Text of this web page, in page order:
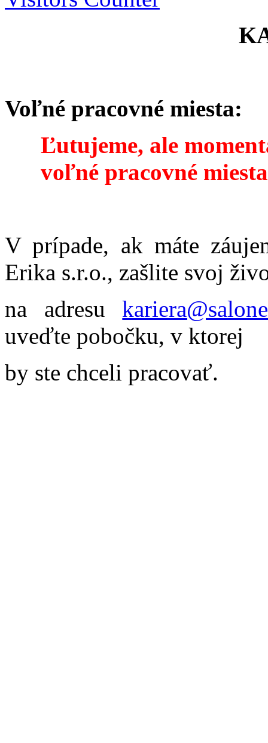
Voľné pracovné miesta:
Ľutujeme, ale
voľné pracovné
V prípade, ak máte
Erika s.r.o., zašlite svoj
na adresu
uveďte pobočku, v ktorej
by ste chceli pracovať.